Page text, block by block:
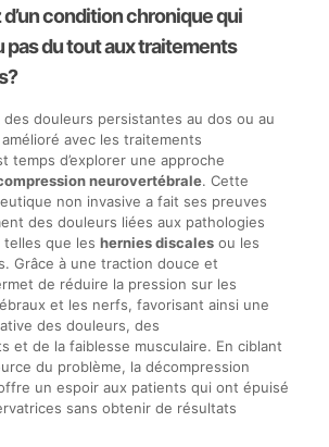
condition chronique qui
pas du tout aux traitements
des douleurs persistantes au dos ou au
amélioré avec les traitements
temps d’explorer une approche
neurovertébrale. Cette
non invasive a fait ses preuves
des douleurs liées aux pathologies
telles que les hernies discalesou les
Grâce à une traction douce et
de réduire la pression sur les
et les nerfs, favorisant ainsi une
des douleurs, des
et de la faiblesse musculaire. En ciblant
du problème, la décompression
un espoir aux patients qui ont épuisé
sans obtenir de résultats